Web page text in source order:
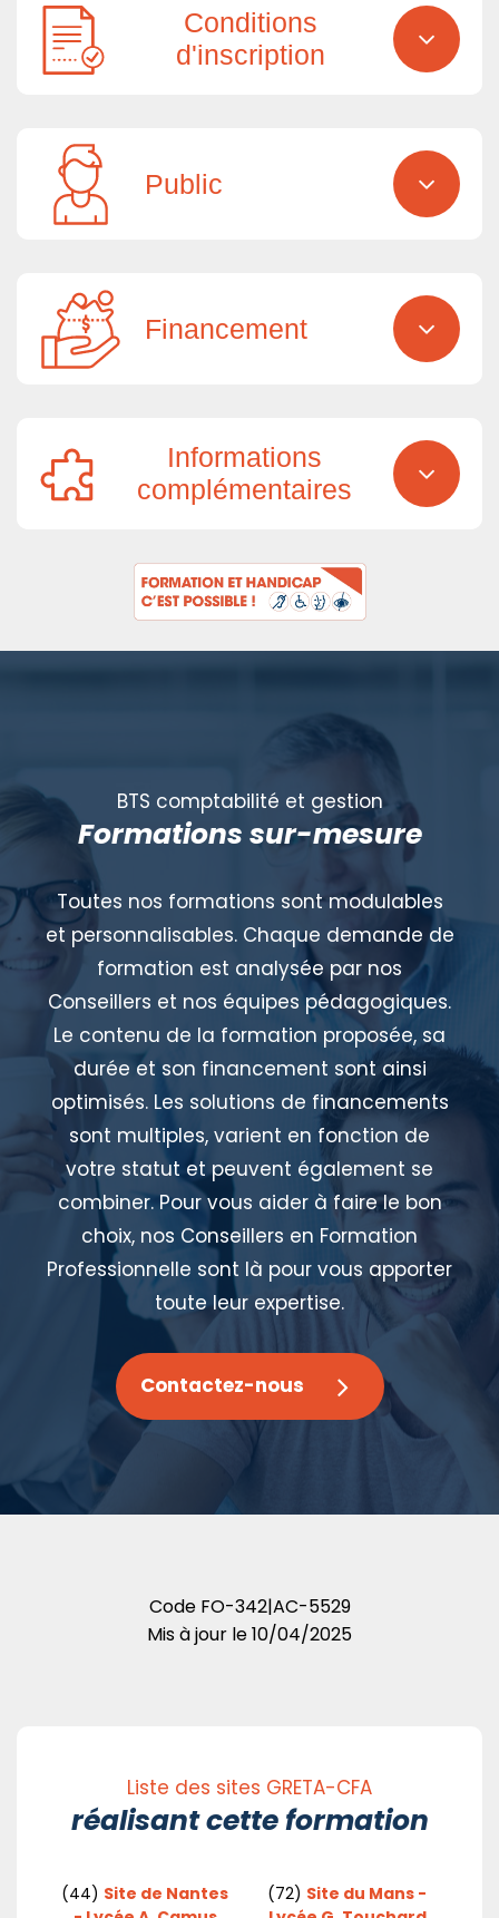
Conditions
d'inscription
Public
Financement
Informations
complémentaires
BTS comptabilité et gestion
Formations sur-mesure
Toutes nos formations sont modulables
et personnalisables. Chaque demande de
formation est analysée par nos
Conseillers et nos équipes pédagogiques.
Le contenu de la formation proposée, sa
durée et son financement sont ainsi
optimisés. Les solutions de financements
sont multiples, varient en fonction de
votre statut et peuvent également se
combiner. Pour vous aider à faire le bon
choix, nos Conseillers en Formation
Professionnelle sont là pour vous apporter
toute leur expertise.
Contactez-nous
Code FO-342|AC-5529
Mis à jour le10/04/2025
Liste des sites GRETA-CFA
réalisant cette formation
(44) Site de Nantes
(72) Site du Mans -